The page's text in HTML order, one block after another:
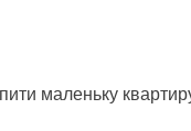
маленьку